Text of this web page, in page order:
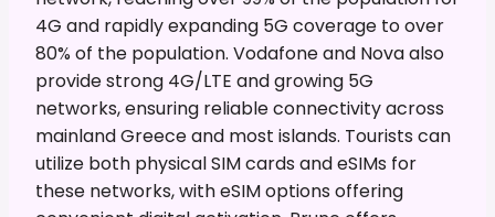
4G and rapidly expanding 5G coverage to over
80% of the population. Vodafone and Nova also
provide strong 4G/LTE and growing 5G
networks, ensuring reliable connectivity across
mainland Greece and most islands. Tourists can
utilize both physical SIM cards and eSIMs for
these networks, with eSIM options offering